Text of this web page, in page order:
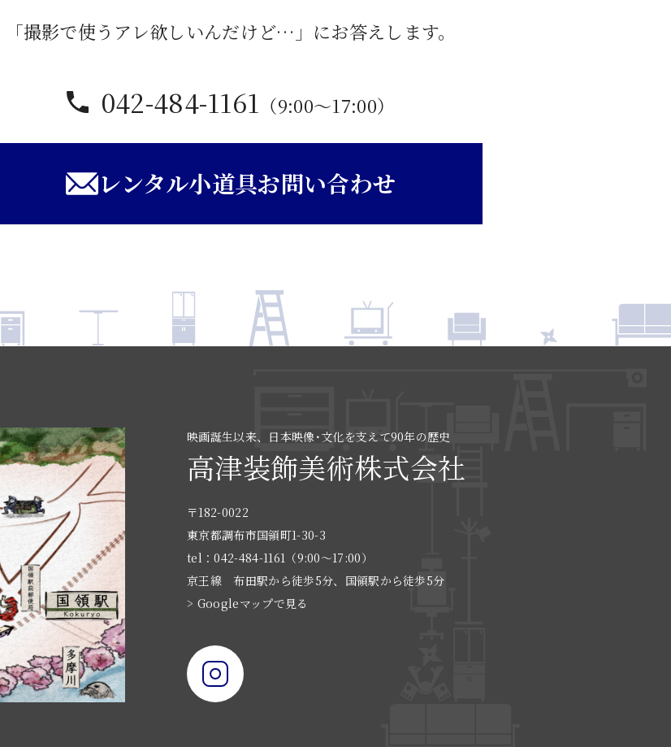
「撮影で使うアレ欲しいんだけど…」にお答えします。
042-484-1161 （9:00〜17:00）
レンタル小道具お問い合わせ
映画誕生以来、日本映像･文化を支えて90年の歴史
高津装飾美術株式会社
〒182-0022
東京都調布市国領町1-30-3
tel：042-484-1161（9:00〜17:00）
京王線 布田駅から徒歩5分、国領駅から徒歩5分
> Googleマップで見る